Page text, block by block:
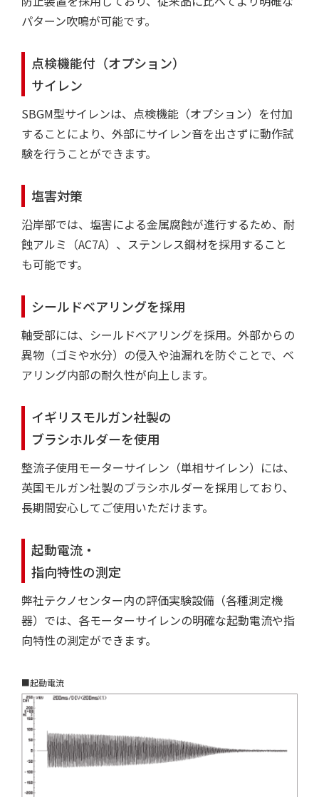
パターン吹鳴が可能です。
点検機能付（オプション）
サイレン
SBGM型サイレンは、点検機能（オプション）を付加
することにより、外部にサイレン音を出さずに動作試
験を行うことができます。
塩害対策
沿岸部では、塩害による金属腐蝕が進行するため、耐
蝕アルミ（AC7A）、ステンレス鋼材を採用すること
も可能です。
シールドベアリングを採用
軸受部には、シールドベアリングを採用。外部からの
異物（ゴミや水分）の侵入や油漏れを防ぐことで、ベ
アリング内部の耐久性が向上します。
イギリスモルガン社製の
ブラシホルダーを使用
整流子使用モーターサイレン（単相サイレン）には、
英国モルガン社製のブラシホルダーを採用しており、
長期間安心してご使用いただけます。
起動電流・
指向特性の測定
弊社テクノセンター内の評価実験設備（各種測定機
器）では、各モーターサイレンの明確な起動電流や指
向特性の測定ができます。
■起動電流